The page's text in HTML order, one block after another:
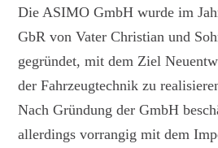
Die ASIMO GmbH wurde im
GbR von Vater Christian und
gegründet, mit dem Ziel
der Fahrzeugtechnik zu
Nach Gründung der GmbH
allerdings vorrangig mit dem